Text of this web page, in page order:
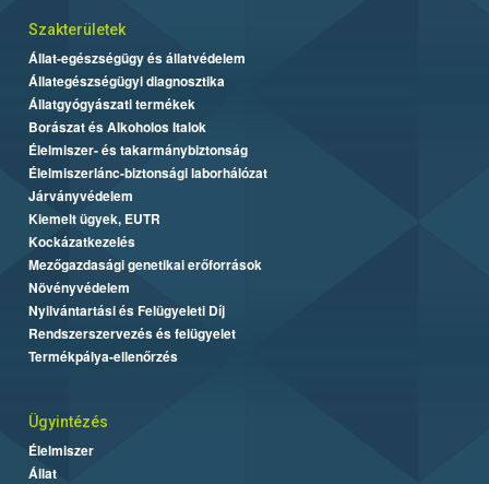
Szakterületek
Állat-egészségügy és állatvédelem
Állategészségügyi diagnosztika
Állatgyógyászati termékek
Borászat és Alkoholos Italok
Élelmiszer- és takarmánybiztonság
Élelmiszerlánc-biztonsági laborhálózat
Járványvédelem
Kiemelt ügyek, EUTR
Kockázatkezelés
Mezőgazdasági genetikai erőforrások
Növényvédelem
Nyilvántartási és Felügyeleti Díj
Rendszerszervezés és felügyelet
Termékpálya-ellenőrzés
Ügyintézés
Élelmiszer
Állat